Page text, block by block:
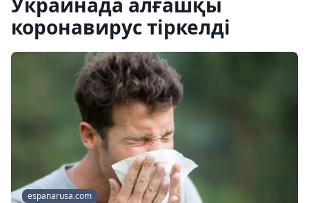
коронавирус тіркелді
espanarusa.com